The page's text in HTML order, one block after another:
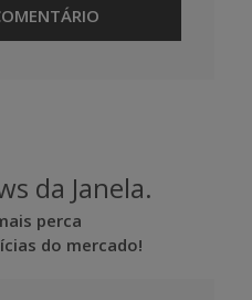
da Janela.
perca
do mercado!